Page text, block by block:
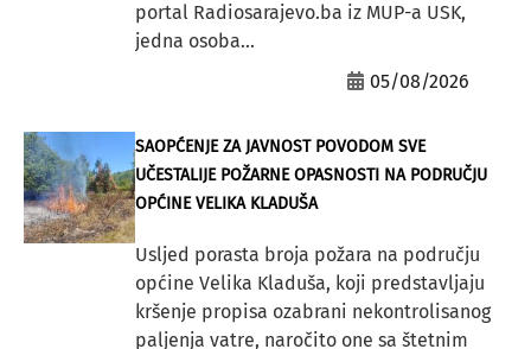
portal Radiosarajevo.ba iz MUP-a USK,
jedna osoba...
05/08/2026
SAOPĆENJE ZA JAVNOST POVODOM SVE
UČESTALIJE POŽARNE OPASNOSTI NA PODRUČJU
OPĆINE VELIKA KLADUŠA
Usljed porasta broja požara na području
općine Velika Kladuša, koji predstavljaju
kršenje propisa ozabrani nekontrolisanog
paljenja vatre, naročito one sa štetnim